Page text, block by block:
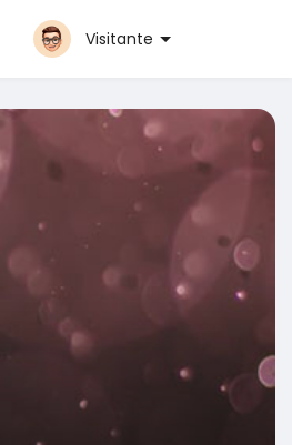
Visitante